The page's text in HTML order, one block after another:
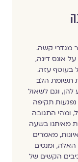
מגדרי קשה.
אונס דינה,
בעוטף עזה.
תשומת הלב
להן, וגם לשאול
נפגעות תקיפה
ומהי התגובה
מאיתנו בשעה
מאמרים
ומנסים
הקשים של